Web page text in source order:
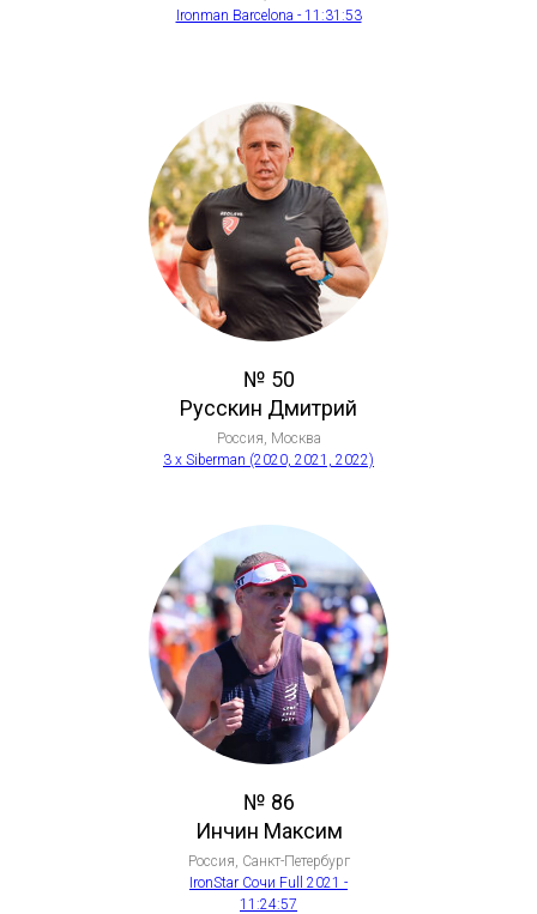
Ironman Barcelona - 11:31:53
№ 50
Русскин Дмитрий
Россия, Москва
3 x Siberman (2020, 2021, 2022)
№ 86
Инчин Максим
Россия, Санкт-Петербург
IronStar Сочи Full 2021 -
11:24:57